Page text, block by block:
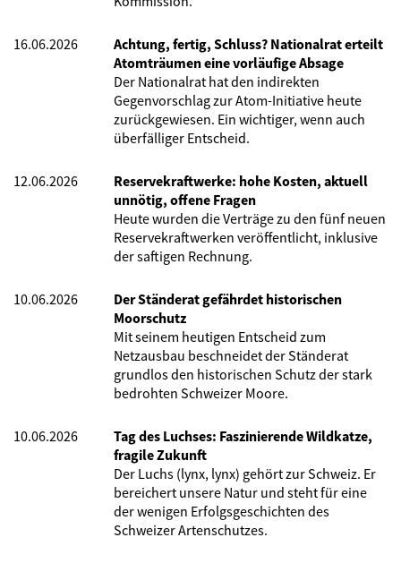
16.06.2026
Achtung, fertig, Schluss? Nationalrat erteilt
Atomträumen eine vorläufige Absage
Der Nationalrat hat den indirekten
Gegenvorschlag zur Atom-Initiative heute
zurückgewiesen. Ein wichtiger, wenn auch
überfälliger Entscheid.
12.06.2026
Reservekraftwerke: hohe Kosten, aktuell
unnötig, offene Fragen
Heute wurden die Verträge zu den fünf neuen
Reservekraftwerken veröffentlicht, inklusive
der saftigen Rechnung.
10.06.2026
Der Ständerat gefährdet historischen
Moorschutz
Mit seinem heutigen Entscheid zum
Netzausbau beschneidet der Ständerat
grundlos den historischen Schutz der stark
bedrohten Schweizer Moore.
10.06.2026
Tag des Luchses: Faszinierende Wildkatze,
fragile Zukunft
Der Luchs (lynx, lynx) gehört zur Schweiz. Er
bereichert unsere Natur und steht für eine
der wenigen Erfolgsgeschichten des
Schweizer Artenschutzes.